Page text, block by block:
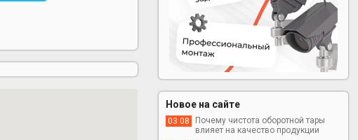
Новое на сайте
03 08
Почему чистота оборотной тары
влияет на качество продукции